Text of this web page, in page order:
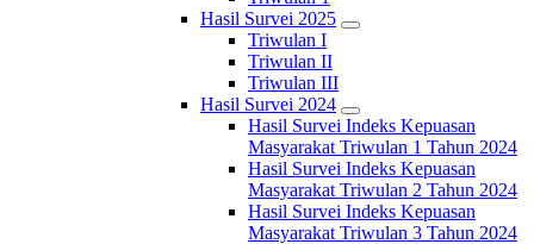
Hasil Survei 2025
Triwulan I
Triwulan II
Triwulan III
Hasil Survei 2024
Hasil Survei Indeks Kepuasan
Masyarakat Triwulan 1 Tahun 2024
Hasil Survei Indeks Kepuasan
Masyarakat Triwulan 2 Tahun 2024
Hasil Survei Indeks Kepuasan
Masyarakat Triwulan 3 Tahun 2024